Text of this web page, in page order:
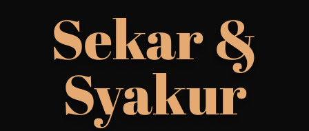
Sekar &
Syakur